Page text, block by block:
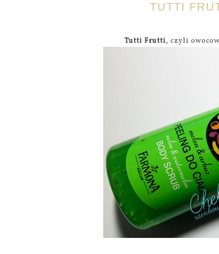
TUTTI
Tutti Frutti, czyli